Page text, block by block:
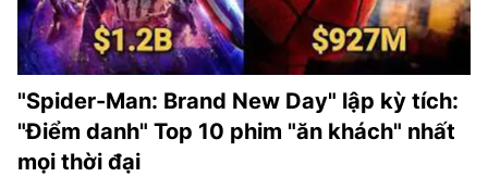
"Spider-Man: Brand New Day" lập kỳ tích:
"Điểm danh" Top 10 phim "ăn khách" nhất
mọi thời đại